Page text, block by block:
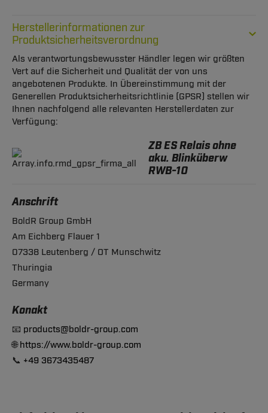
Herstellerinformationen zur
Produktsicherheitsverordnung
Als verantwortungsbewusster Händler legen wir größten
Vert auf die Sicherheit und Qualität der von uns
angebotenen Produkte. In Übereinstimmung mit der
Generellen Produktsicherheitsrichtlinie (GPSR) stellen wir
Ihnen nachfolgend alle relevanten Herstellerdaten zur
Verfügung:
ZB ES Relais ohne
aku. Blinküberw
RWB-10
Anschrift
BoldR Group GmbH
Am Eichberg Flauer 1
07338 Leutenberg / OT Munschwitz
Thuringia
Germany
Konakt
📧 products@boldr-group.com
🌐https://www.boldr-group.com
📞 +49 3673435487